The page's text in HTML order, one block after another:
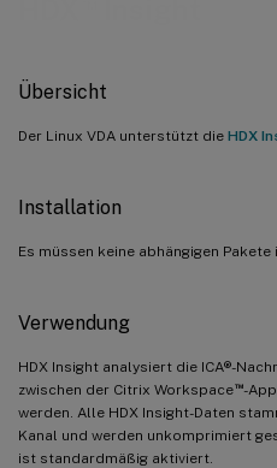
Übersicht
Der Linux VDA unterstützt die HDX
Installation
Es müssen keine abhängigen
Verwendung
HDX Insight analysiert die ICA®-
zwischen der Citrix Workspace™-
werden. Alle HDX Insight-Daten
Kanal und werden unkomprimiert
ist standardmäßig aktiviert.